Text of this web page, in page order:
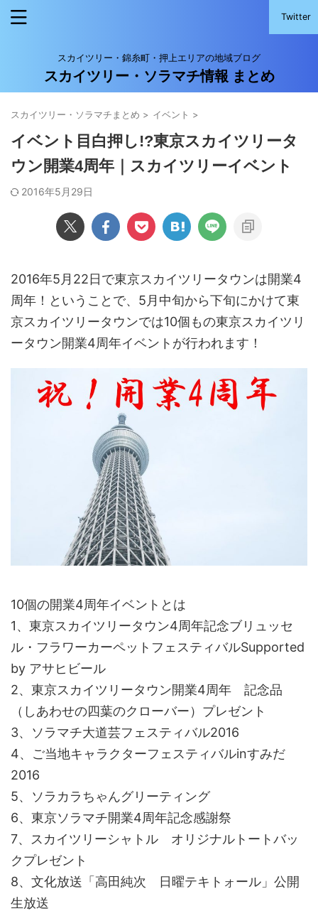
Twitter
スカイツリー・錦糸町・押上エリアの地域ブログ
スカイツリー・ソラマチ情報 まとめ
スカイツリー・ソラマチまとめ > イベント >
イベント目白押し!?東京スカイツリータ
ウン開業4周年｜スカイツリーイベント
2016年5月29日
2016年5月22日で東京スカイツリータウンは開業4
周年！ということで、5月中旬から下旬にかけて東
京スカイツリータウンでは10個もの東京スカイツリ
ータウン開業4周年イベントが行われます！
10個の開業4周年イベントとは
1、東京スカイツリータウン4周年記念ブリュッセ
ル・フラワーカーペットフェスティバルSupported
by アサヒビール
2、東京スカイツリータウン開業4周年 記念品
（しあわせの四葉のクローバー）プレゼント
3、ソラマチ大道芸フェスティバル2016
4、ご当地キャラクターフェスティバルinすみだ
2016
5、ソラカラちゃんグリーティング
6、東京ソラマチ開業4周年記念感謝祭
7、スカイツリーシャトル オリジナルトートバッ
クプレゼント
8、文化放送「高田純次 日曜テキトォール」公開
生放送